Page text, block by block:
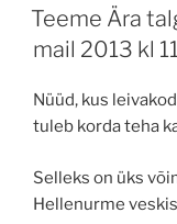
ON
Teeme Ära
mail 2013 kl
Nüüd, kus
tuleb korda teha
Selleks on üks
Hellenurme